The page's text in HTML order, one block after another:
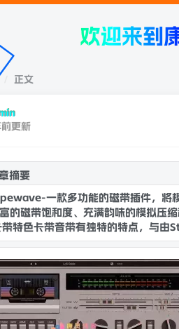
迎来到康灵博客
正文
更新
摘要
一款多功能的磁带插件，将
的磁带饱和度、充满韵味的模拟压
特色卡带音带有独特的特点，与由